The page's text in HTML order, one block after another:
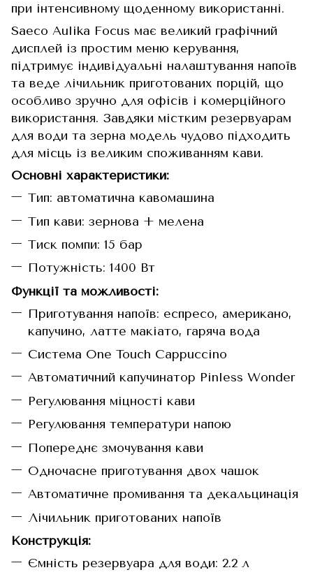
при інтенсивному щоденному використанні.
Saeco Aulika Focus має великий графічний
дисплей із простим меню керування,
підтримує індивідуальні налаштування напоїв
та веде лічильник приготованих порцій, що
особливо зручно для офісів і комерційного
використання. Завдяки містким резервуарам
для води та зерна модель чудово підходить
для місць із великим споживанням кави.
Основні характеристики:
Тип: автоматична кавомашина
Тип кави: зернова + мелена
Тиск помпи: 15 бар
Потужність: 1400 Вт
Функції та можливості:
Приготування напоїв: еспресо, американо,
капучино, латте макіато, гаряча вода
Система One Touch Cappuccino
Автоматичний капучинатор Pinless Wonder
Регулювання міцності кави
Регулювання температури напою
Попереднє змочування кави
Одночасне приготування двох чашок
Автоматичне промивання та декальцинація
Лічильник приготованих напоїв
Конструкція:
Ємність резервуара для води: 2.2 л